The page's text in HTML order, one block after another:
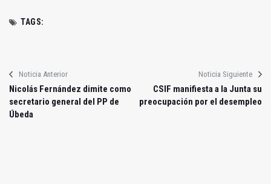
TAGS:
Noticia Anterior
Nicolás Fernández dimite como
secretario general del PP de
Úbeda
Noticia Siguiente
CSIF manifiesta a la Junta su
preocupación por el desempleo